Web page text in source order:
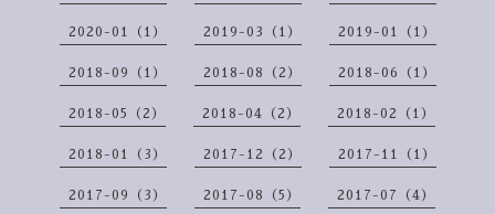
2020-01（1） 2019-03（1） 2019-01（1）
2018-09（1） 2018-08（2） 2018-06（1）
2018-05（2） 2018-04（2） 2018-02（1）
2018-01（3） 2017-12（2） 2017-11（1）
2017-09（3） 2017-08（5） 2017-07（4）